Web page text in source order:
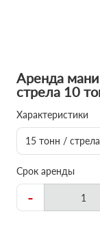
Аренда
стрела 10
Характеристики
15 тонн /
Срок аренды
-